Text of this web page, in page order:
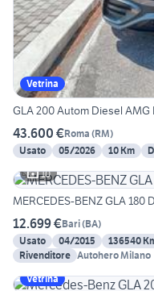
Vetrina
43.600 €Roma (RM)
Usato
05/2026 10 Km
10
MERCEDES-BENZ GLA 180
12.699 €Bari(BA)
Usato
04/2015 136540
Rivenditore Autohero Milano
Vetrina